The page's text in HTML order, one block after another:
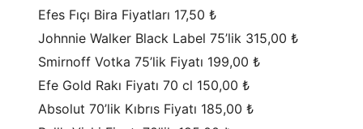
Efes Fıçı Bira Fiyatları 17,50 ₺
Johnnie Walker Black Label 75’lik 315,00 ₺
Smirnoff Votka 75’lik Fiyatı 199,00 ₺
Efe Gold Rakı Fiyatı 70 cl 150,00 ₺
Absolut 70’lik Kıbrıs Fiyatı 185,00 ₺